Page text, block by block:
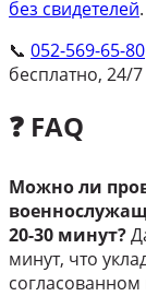
без свидетелей.
📞 052-569-65-80
бесплатно, 24/7
❓ FAQ
Можно ли
20-30 минут?
минут, что